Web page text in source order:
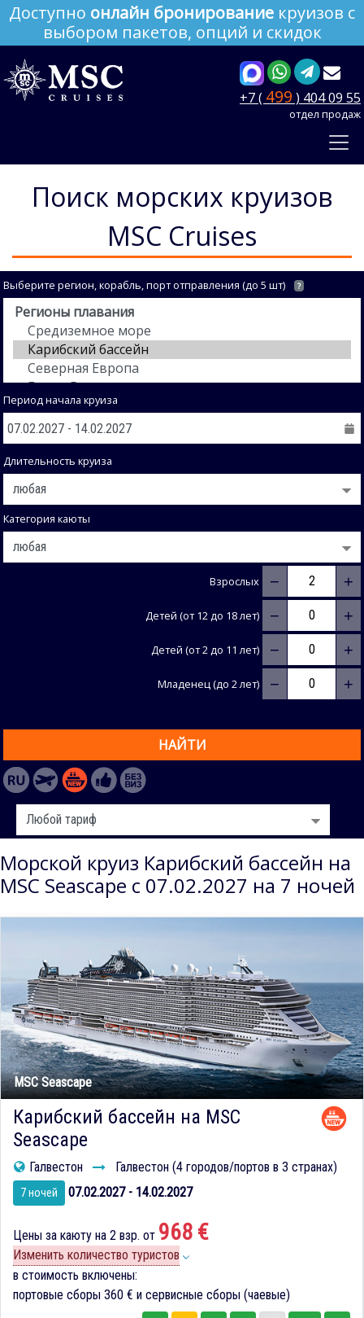
Доступно онлайн бронирование круизов с
выбором пакетов, опций и скидок
+7 ( 499 ) 404 09 55
отдел продаж
Поиск морских круизов
MSC Cruises
Выберите регион, корабль, порт отправления (до 5 шт) ?
Период начала круиза
Длительность круиза
Категория каюты
Взрослых − +
Детей (от 12 до 18 лет) − +
Детей (от 2 до 11 лет) − +
Младенец (до 2 лет) − +
НАЙТИ
Морской круиз Карибский бассейн на
MSC Seascape с 07.02.2027 на 7 ночей
MSC Seascape
Карибский бассейн на MSC
Seascape
Галвестон Галвестон (4 городов/портов в 3 странах)
7 ночей 07.02.2027 - 14.02.2027
Цены за каюту на 2 взр. от 968 €
Изменить количество туристов
в стоимость включены:
портовые сборы 360 € и сервисные сборы (чаевые)